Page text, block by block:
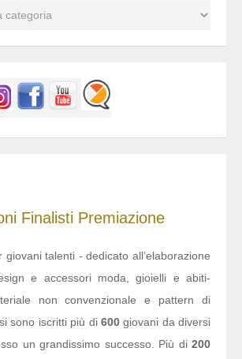
Finalisti Premiazione
giovani talenti - dedicato all’elaborazione
e accessori moda, gioielli e abiti-
non convenzionale e pattern di
sono iscritti più di 600giovani da diversi
un grandissimo successo. Più di 200